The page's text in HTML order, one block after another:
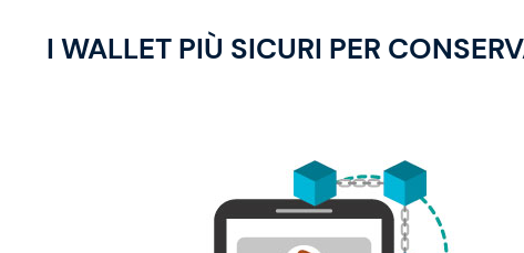
I WALLET PIÙ SICURI PER